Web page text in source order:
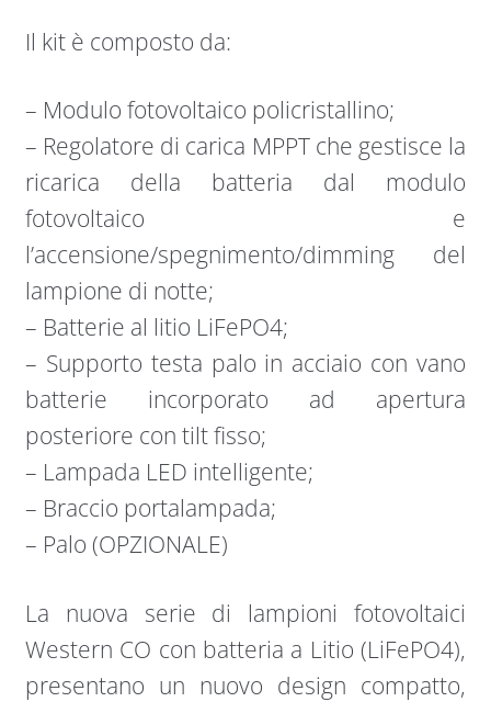
Il kit è composto da:
– Modulo fotovoltaico policristallino;
– Regolatore di carica MPPT che gestisce la
ricarica della batteria dal modulo
fotovoltaico e
l’accensione/spegnimento/dimming del
lampione di notte;
– Batterie al litio LiFePO4;
– Supporto testa palo in acciaio con vano
batterie incorporato ad apertura
posteriore con tilt fisso;
– Lampada LED intelligente;
– Braccio portalampada;
– Palo (OPZIONALE)
La nuova serie di lampioni fotovoltaici
Western CO con batteria a Litio (LiFePO4),
presentano un nuovo design compatto,